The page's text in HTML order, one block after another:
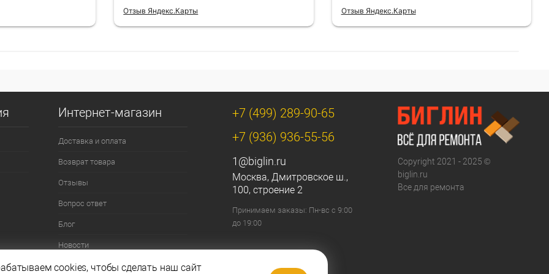
Отзыв Яндекс.Карты Отзыв Яндекс.Карты
Интернет-магазин
Доставка и оплата
Возврат товара
Отзывы
Вопрос ответ
Блог
Новости
Контакты
+7 (499) 289-90-65
+7 (936) 936-55-56
1@biglin.ru
Москва, Дмитровское ш.,
100, строение 2
Принимаем заказы: Пн-вс с 9:00
до 19:00
Copyright 2021 - 2025 ©
biglin.ru
Все для ремонта
cookies, чтобы сделать наш сайт